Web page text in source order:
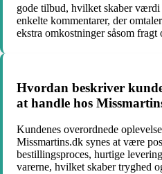
gode tilbud, hvilket skaber
enkelte kommentarer, der
ekstra omkostninger såsom fragt
Hvordan beskriver
at handle hos
Kundenes overordnede
Missmartins.dk synes at være
bestillingsproces, hurtige
varerne, hvilket skaber tryghed